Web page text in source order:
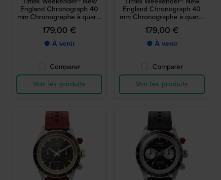
England Chronograph 40
mm Chronographe à quartz
en acier inoxydable avec
cadran 24h
179,00 €
● À venir
Comparer
Voir les produits
England Chronograph 40
mm Chronographe à quartz
en acier inoxydable avec
cadran 24h
179,00 €
● À venir
Comparer
Voir les produits